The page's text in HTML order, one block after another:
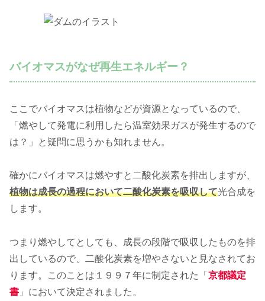
バイオマスがなぜ再生エネルギー？
ここでバイオマスは植物などが資源となっているので、
「燃やして発電に利用したら温室効果ガスが発生するので
は？」と疑問に思うかも知れません。
確かにバイオマスは燃やすと二酸化炭素を排出しますが、
植物は成長の過程において二酸化炭素を吸収して光合成を
します。
つまり燃やしてとしても、成長の段階で吸収したものを排
出しているので、二酸化炭素を増やさないと見なされてお
ります。このことは１９９７年に制定された「 京都議定
書 」において決定されました。